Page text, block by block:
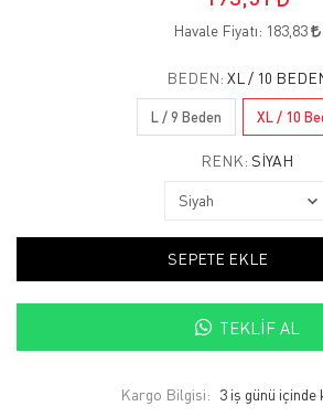
Havale Fiyatı: 183,83
BEDEN: XL / 10
L / 9 Beden XL / 10
RENK: SIYAH
SEPETE EKLE
TEKLIF AL
Kargo Bilgisi: 3 iş günü içinde